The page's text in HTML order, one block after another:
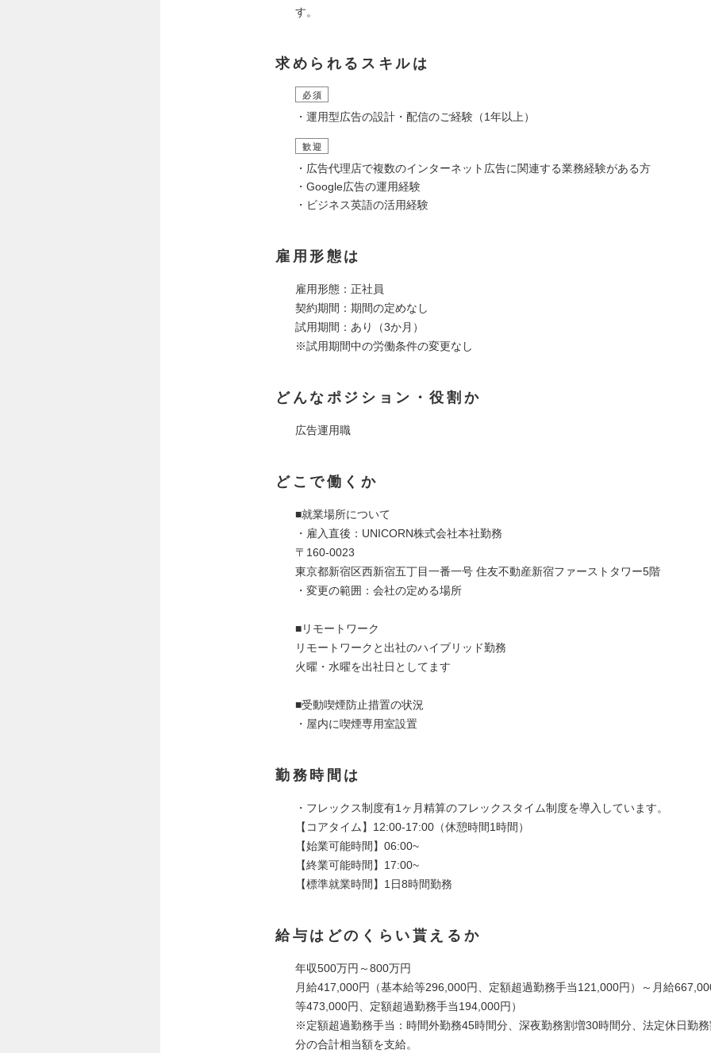
す。
求められるスキルは
必須
・運用型広告の設計・配信のご経験（1年以上）
歓迎
・広告代理店で複数のインターネット広告に関連する業務経験がある方
・Google広告の運用経験
・ビジネス英語の活用経験
雇用形態は
雇用形態：正社員
契約期間：期間の定めなし
試用期間：あり（3か月）
※試用期間中の労働条件の変更なし
どんなポジション・役割か
広告運用職
どこで働くか
■就業場所について
・雇入直後：UNICORN株式会社本社勤務
〒160-0023
東京都新宿区西新宿五丁目一番一号 住友不動産新宿ファーストタワー5階
・変更の範囲：会社の定める場所
■リモートワーク
リモートワークと出社のハイブリッド勤務
火曜・水曜を出社日としてます
■受動喫煙防止措置の状況
・屋内に喫煙専用室設置
勤務時間は
・フレックス制度有1ヶ月精算のフレックスタイム制度を導入しています。
【コアタイム】12:00-17:00（休憩時間1時間）
【始業可能時間】06:00~
【終業可能時間】17:00~
【標準就業時間】1日8時間勤務
給与はどのくらい貰えるか
年収500万円～800万円
月給417,000円（基本給等296,000円、定額超過勤務手当121,000円）～月給
等473,000円、定額超過勤務手当194,000円）
※定額超過勤務手当：時間外勤務45時間分、深夜勤務割増30時間分、法定休日勤
分の合計相当額を支給。